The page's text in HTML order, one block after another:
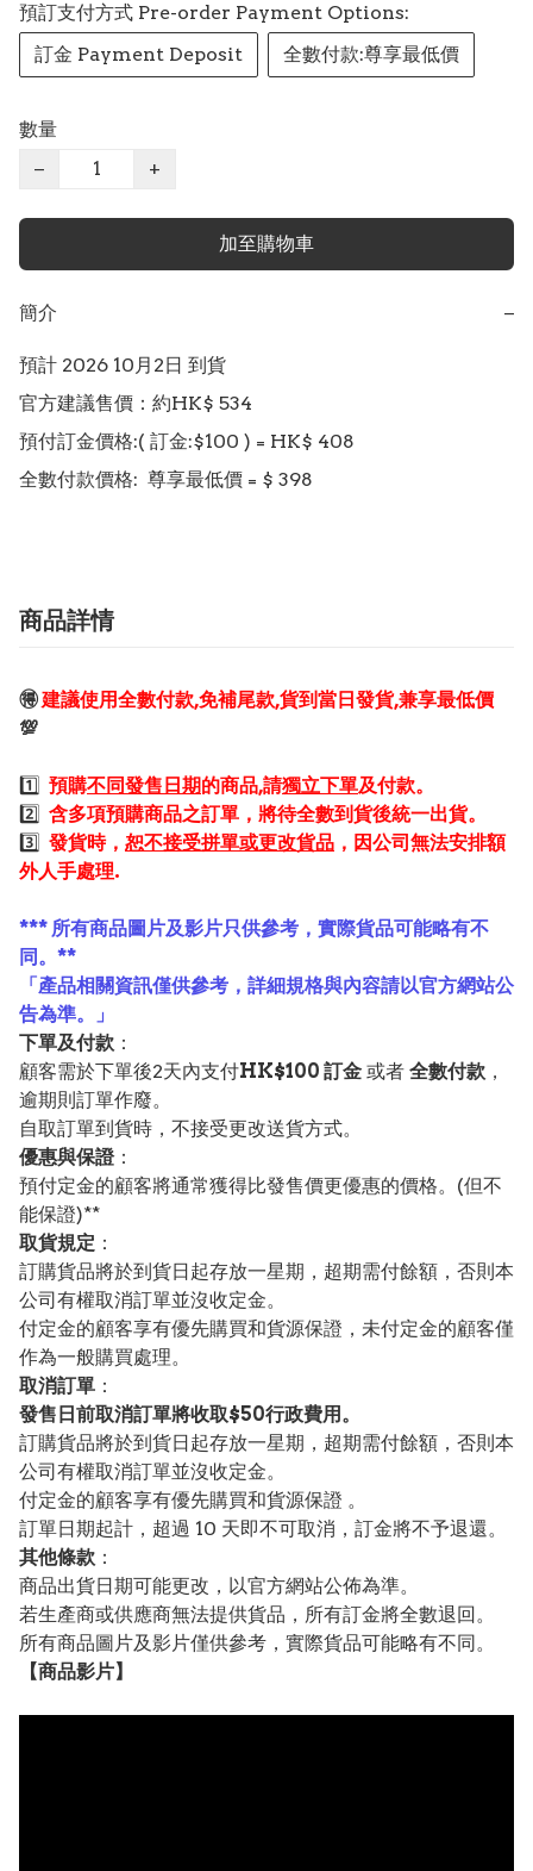
預訂支付方式 Pre-order Payment Options:
訂金 Payment Deposit
全數付款:尊享最低價
數量
−
+
加至購物車
簡介 −
預計 2026 10月2日 到貨
官方建議售價：約HK$ 534
預付訂金價格:( 訂金:$100 ) = HK$ 408
商品詳情
🉐建議使用全數付款,免補尾款,貨到當日發貨,兼享最低價
💯
1️⃣ 預購不同發售日期的商品,請獨立下單及付款。
2️⃣ 含多項預購商品之訂單，將待全數到貨後統一出貨。
3️⃣ 發貨時， 恕不接受拼單或更改貨品 ，因公司無法安排額
外人手處理.
*** 所有商品圖片及影片只供參考，實際貨品可能略有不
同。**
「產品相關資訊僅供參考，詳細規格與內容請以官方網站公
告為準。」
下單及付款 ：
顧客需於下單後2天內支付HK$100 訂金 或者 全數付款 ，
逾期則訂單作廢。
自取訂單到貨時，不接受更改送貨方式。
優惠與保證：
預付定金的顧客將通常獲得比發售價更優惠的價格。(但不
能保證)**
取貨規定 ：
訂購貨品將於到貨日起存放一星期，超期需付餘額，否則本
公司有權取消訂單並沒收定金。
付定金的顧客享有優先購買和貨源保證，未付定金的顧客僅
作為一般購買處理。
取消訂單 ：
發售日前取消訂單將收取$50行政費用。
訂購貨品將於到貨日起存放一星期，超期需付餘額，否則本
公司有權取消訂單並沒收定金。
付定金的顧客享有優先購買和貨源保證 。
訂單日期起計，超過 10 天即不可取消，訂金將不予退還。
其他條款 ：
商品出貨日期可能更改，以官方網站公佈為準。
若生產商或供應商無法提供貨品，所有訂金將全數退回。
所有商品圖片及影片僅供參考，實際貨品可能略有不同。
【商品影片】